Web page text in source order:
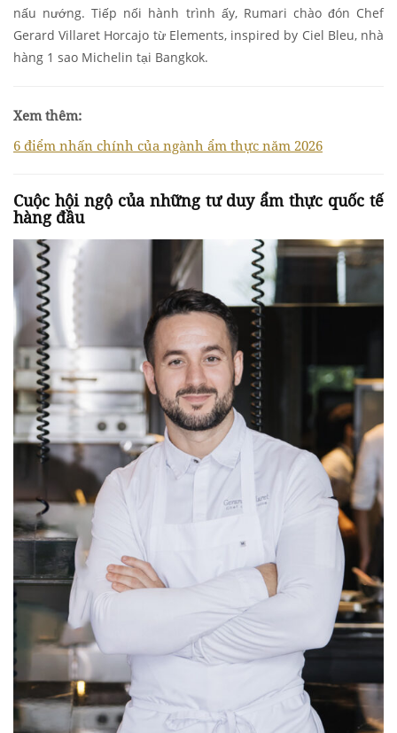
nấu nướng. Tiếp nối hành trình ấy, Rumari chào đón Chef
Gerard Villaret Horcajo từ Elements, inspired by Ciel Bleu, nhà
hàng 1 sao Michelin tại Bangkok.
Xem thêm:
6 điểm nhấn chính của ngành ẩm thực năm 2026
Cuộc hội ngộ của những tư duy ẩm thực quốc tế
hàng đầu